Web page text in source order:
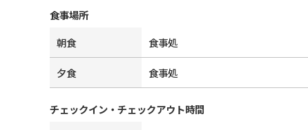
食事場所
朝食
食事処
夕食 食事処
チェックイン・チェックアウト時間